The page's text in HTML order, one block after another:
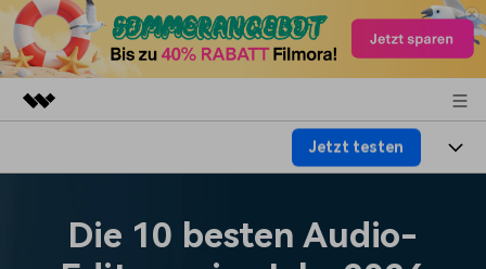
Dienstprogramme
Überblick
Jetzt testen
Plattformen
Die 10 besten Audio-